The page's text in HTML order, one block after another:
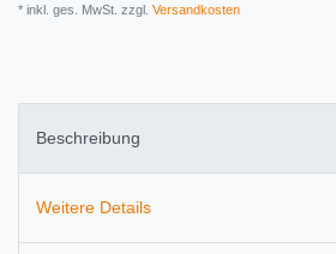
* inkl. ges. MwSt. zzgl. Versandkosten
Beschreibung
Weitere Details